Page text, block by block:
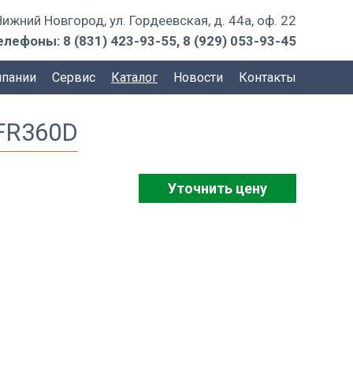
Новгород, ул. Гордеевская, д. 44а, оф. 22
8 (831) 423-93-55, 8 (929) 053-93-45
Сервис Каталог Новости Контакты
Уточнить цену